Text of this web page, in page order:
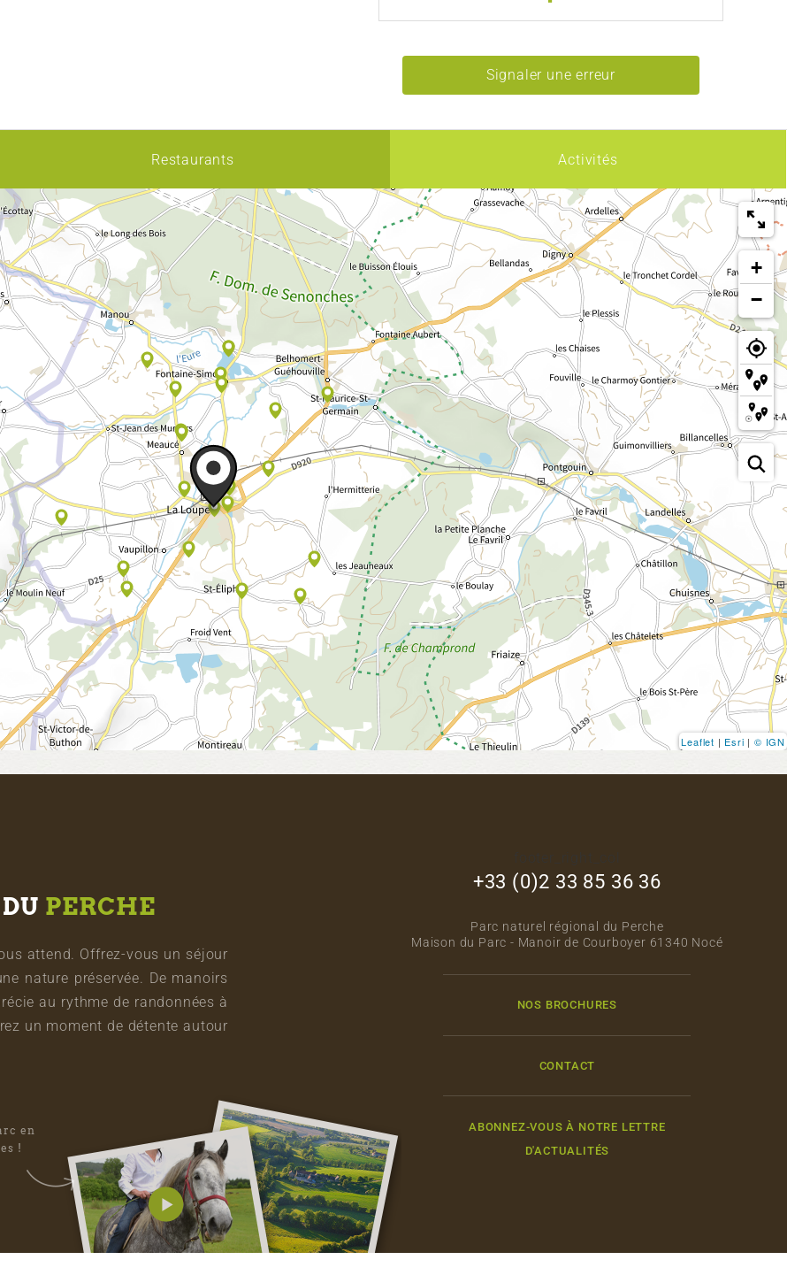
Signaler une erreur
Restaurants Activités
+
−
Leaflet | Esri | © IGN
PERCHE
attend. Offrez-vous un séjour
nature préservée. De manoirs
au rythme de randonnées à
un moment de détente autour
en
!
+33 (0)2 33 85 36 36
Parc naturel régional du Perche
Maison du Parc - Manoir de Courboyer 61340 Nocé
NOS BROCHURES
CONTACT
ABONNEZ-VOUS À NOTRE LETTRE
D'ACTUALITÉS